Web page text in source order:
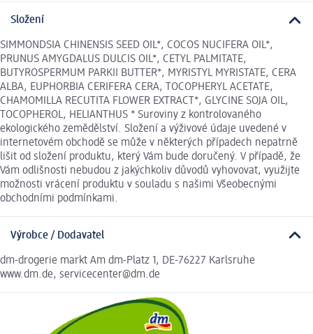
Složení
SIMMONDSIA CHINENSIS SEED OIL*, COCOS NUCIFERA OIL*,
PRUNUS AMYGDALUS DULCIS OIL*, CETYL PALMITATE,
BUTYROSPERMUM PARKII BUTTER*, MYRISTYL MYRISTATE, CERA
ALBA, EUPHORBIA CERIFERA CERA, TOCOPHERYL ACETATE,
CHAMOMILLA RECUTITA FLOWER EXTRACT*, GLYCINE SOJA OIL,
TOCOPHEROL, HELIANTHUS * Suroviny z kontrolovaného
ekologického zemědělství. Složení a výživové údaje uvedené v
internetovém obchodě se může v některých případech nepatrně
lišit od složení produktu, který Vám bude doručený. V případě, že
Vám odlišnosti nebudou z jakýchkoliv důvodů vyhovovat, využijte
možnosti vrácení produktu v souladu s našimi Všeobecnými
obchodními podmínkami.
Výrobce / Dodavatel
dm-drogerie markt Am dm-Platz 1, DE-76227 Karlsruhe
www.dm.de, servicecenter@dm.de